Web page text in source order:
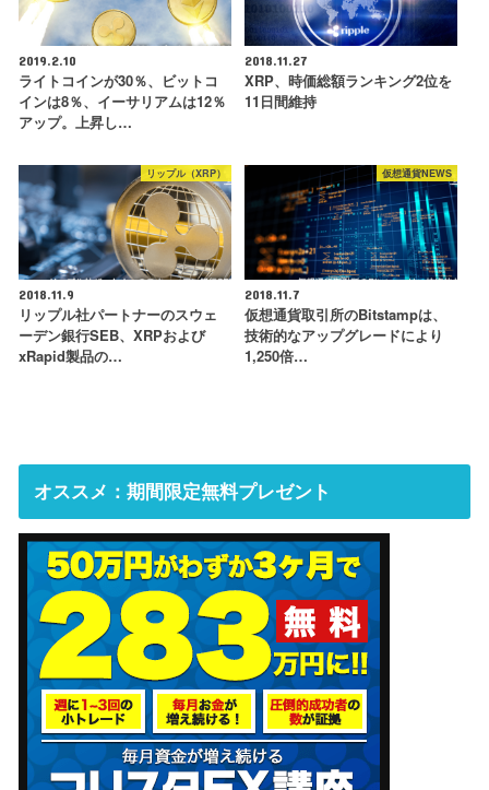
2019.2.10
ライトコインが30％、ビットコ
インは8％、イーサリアムは12％
アップ。上昇し…
2018.11.27
XRP、時価総額ランキング2位を
11日間維持
リップル（XRP）
2018.11.9
リップル社パートナーのスウェ
ーデン銀行SEB、XRPおよび
xRapid製品の…
仮想通貨NEWS
2018.11.7
仮想通貨取引所のBitstampは、
技術的なアップグレードにより
1,250倍…
オススメ：期間限定無料プレゼント